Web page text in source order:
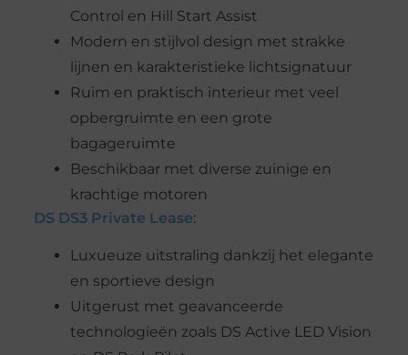
Control en Hill Start Assist
Modern en stijlvol design met strakke
lijnen en karakteristieke lichtsignatuur
Ruim en praktisch interieur met veel
opbergruimte en een grote
bagageruimte
Beschikbaar met diverse zuinige en
krachtige motoren
DS DS3 Private Lease:
Luxueuze uitstraling dankzij het elegante
en sportieve design
Uitgerust met geavanceerde
technologieën zoals DS Active LED Vision